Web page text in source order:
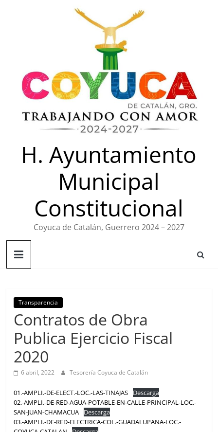
H. Ayuntamiento
Municipal
Constitucional
Coyuca de Catalán, Guerrero 2024 – 2027
Transparencia
Contratos de Obra
Publica Ejercicio Fiscal
2020
6 abril, 2022 Tesorería Coyuca de Catalán
01.-AMPLI.-DE-ELECT.-LOC.-LAS-TINAJAS
Descarga
02.-AMPLI.-DE-RED-AGUA-POTABLE-EN-CALLE-PRINCIPAL-LOC.-
SAN-JUAN-CHAMACUA
Descarga
03.-AMPLI.-DE-RED-ELECTRICA-COL.-GUADALUPANA-LOC.-